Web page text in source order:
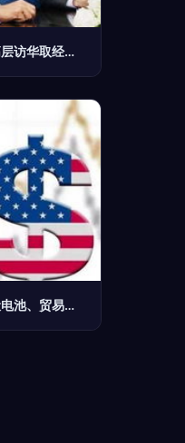
金边治安整顿显成效 400人被捕 政府高层访华取经共谋经贸新篇章
国务院宣布贸易反击 6月1日起对美光伏电池、贸易经纪等商品加征25%关税